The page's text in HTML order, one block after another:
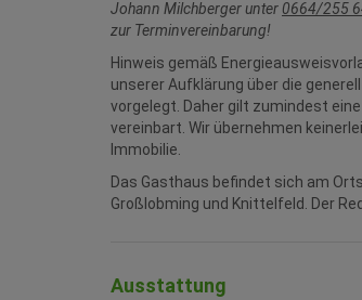
Johann Milchberger unter 0664/255
zur Terminvereinbarung!
Hinweis gemäß
unserer Aufklärung über die
vorgelegt. Daher gilt zumindest
vereinbart. Wir übernehmen
Immobilie.
Das Gasthaus befindet sich am
Großlobming und Knittelfeld. Der
Ausstattung